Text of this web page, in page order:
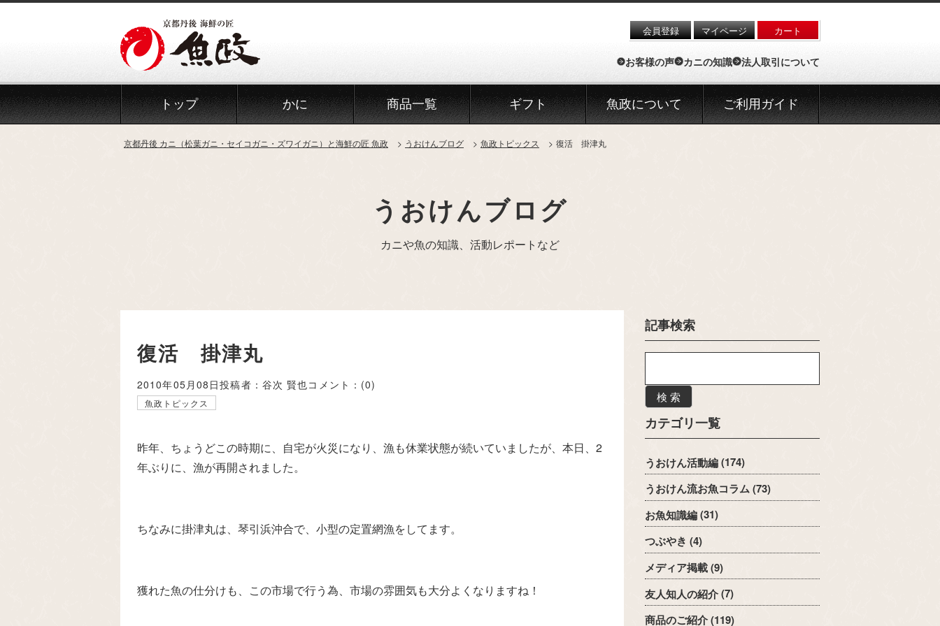
Skip
会員登録 マイページ カート
お客様の声 カニの知識 法人取引について
トップ かに 商品一覧 ギフト 魚政について ご利用ガイド
京都丹後 カニ（松葉ガニ・セイコガニ・ズワイガニ）と海鮮の匠 魚政 うおけんブログ 魚政トピックス 復活 掛津丸
うおけんブログ
カニや魚の知識、活動レポートなど
復活 掛津丸
2010年05月08日投稿者：谷次 賢也コメント： (0)
魚政トピックス
昨年、ちょうどこの時期に、自宅が火災になり、漁も休業状態が続いていましたが、本日、2
年ぶりに、漁が再開されました。
ちなみに掛津丸は、琴引浜沖合で、小型の定置網漁をしてます。
獲れた魚の仕分けも、この市場で行う為、市場の雰囲気も大分よくなりますね！
記事検索
検 索
カテゴリ一覧
うおけん活動編(174)
うおけん流お魚コラム(73)
お魚知識編(31)
つぶやき (4)
メディア掲載(9)
友人知人の紹介(7)
商品のご紹介(119)